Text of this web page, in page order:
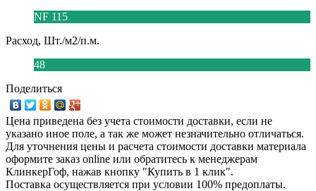
NF 115
Расход, Шт./м2/п.м.
48
Поделиться
Цена приведена без учета стоимости доставки, если не
указано иное поле, а так же может незначительно отличаться.
Для уточнения цены и расчета стоимости доставки материала
оформите заказ online или обратитесь к менеджерам
КлинкерГоф, нажав кнопку "Купить в 1 клик".
Поставка осуществляется при условии 100% предоплаты.